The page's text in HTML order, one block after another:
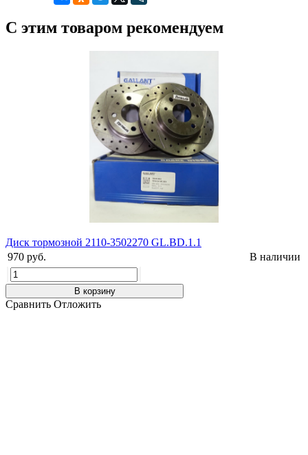
С этим товаром рекомендуем
Диск тормозной 2110-3502270 GL.BD.1.1
970 руб.
В наличии
В корзину
Сравнить Отложить